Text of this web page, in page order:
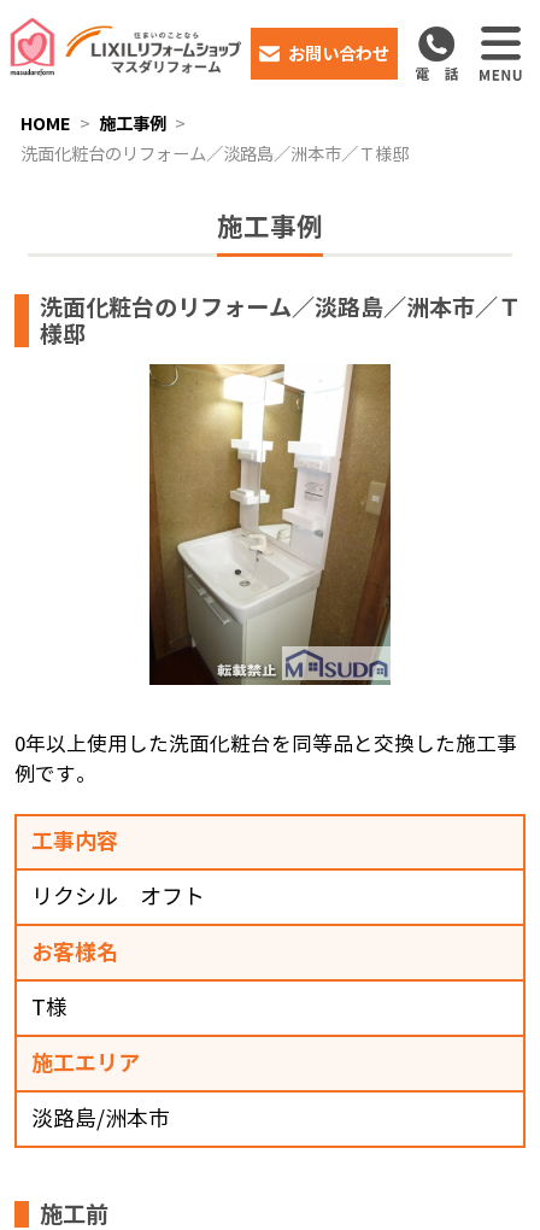
お問い合わせ
HOME
施工事例
洗面化粧台のリフォーム／淡路島／洲本市／Ｔ様邸
施工事例
洗面化粧台のリフォーム／淡路島／洲本市／Ｔ
様邸
0年以上使用した洗面化粧台を同等品と交換した施工事
例です。
工事内容
リクシル オフト
お客様名
T様
施工エリア
淡路島/洲本市
施工前